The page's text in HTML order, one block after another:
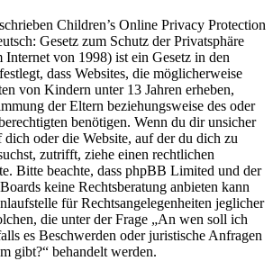
Children’s Online Privacy Protection
Gesetz zum Schutz der Privatsphäre
von 1998) ist ein Gesetz in den
dass Websites, die möglicherweise
von Kindern unter 13 Jahren erheben,
der Eltern beziehungsweise des oder
benötigen. Wenn du dir unsicher
dich oder die Website, auf der du dich zu
zutrifft, ziehe einen rechtlichen
Bitte beachte, dass phpBB Limited und der
keine Rechtsberatung anbieten kann
für Rechtsangelegenheiten jeglicher
die unter der Frage „An wen soll ich
es Beschwerden oder juristische Anfragen
gibt?“ behandelt werden.